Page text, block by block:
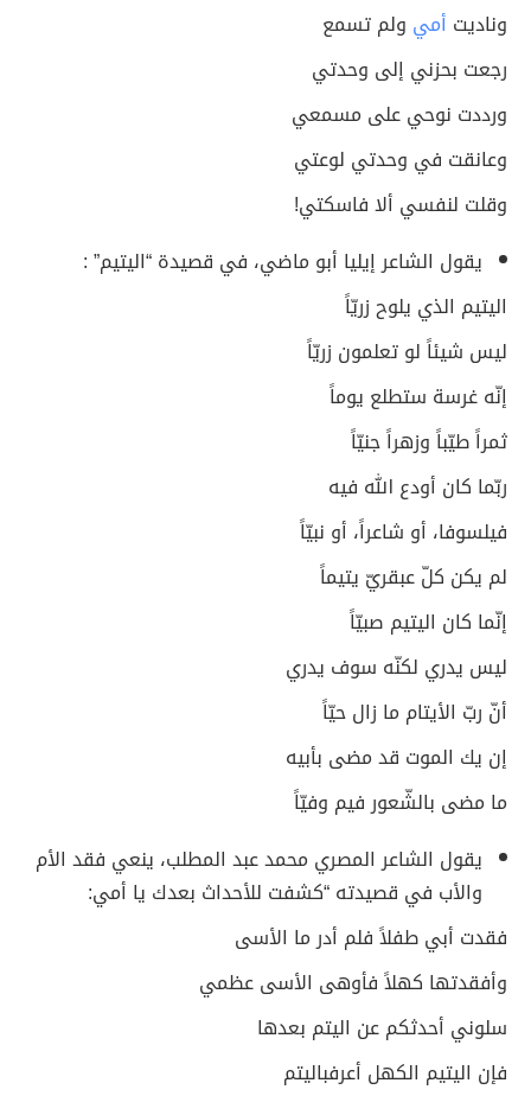
وناديت أمي ولم تسمع
رجعت بحزني إلى وحدتي
ورددت نوحي على مسمعي
وعانقت في وحدتي لوعتي
وقلت لنفسي ألا فاسكتي!
يقول الشاعر إيليا أبو ماضي، في قصيدة “اليتيم” :
اليتيم الذي يلوح زريّاً
ليس شيئاً لو تعلمون زريّاً
إنّه غرسة ستطلع يوماً
ثمراً طيّباً وزهراً جنيّاً
ربّما كان أودع الله فيه
فيلسوفا، أو شاعراً، أو نبيّاً
لم يكن كلّ عبقريّ يتيماً
إنّما كان اليتيم صبيّاً
ليس يدري لكنّه سوف يدري
أنّ ربّ الأيتام ما زال حيّاً
إن يك الموت قد مضى بأبيه
ما مضى بالشّعور فيم وفيّاً
يقول الشاعر المصري محمد عبد المطلب، ينعي فقد الأم
والأب في قصيدته “كشفت للأحداث بعدك يا أمي:
فقدت أبي طفلاً فلم أدر ما الأسى
وأفقدتها كهلاً فأوهى الأسى عظمي
سلوني أحدثكم عن اليتم بعدها
فإن اليتيم الكهل أعرفباليتم